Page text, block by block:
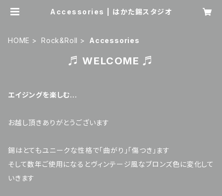
Accessories | はかた錫スタジオ
HOME Rock&Roll Accessories
♬ WELCOME ♬
エイジングを楽しむ…
お越し頂きありがとうございます
錫はとてもユニークな性格で「曲がり」「傷つき」ます
そして数年ご使用になるとヴィンテージ風なブロンズ色に変化して
いきます